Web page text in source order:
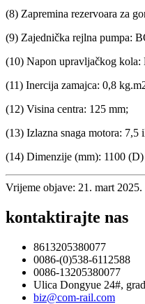
(8) Zapremina rezervoara za
(9) Zajednička rejlna pumpa:
(10) Napon upravljačkog
(11) Inercija zamajca: 0,8
(12) Visina centra: 125 mm;
(13) Izlazna snaga motora: 7,5
(14) Dimenzije (mm): 1100
Vrijeme objave: 21. mart 2025.
kontaktirajte nas
8613205380077
0086-(0)538-6112588
0086-13205380077
Ulica Dongyue 24#,
biz@com-rail.com